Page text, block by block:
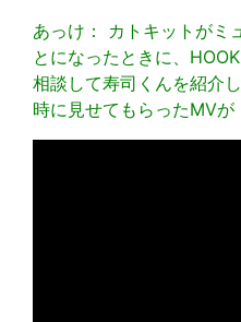
あっけ： カトキットがミ
とになったときに、
相談して寿司くんを紹介
時に見せてもらったMV